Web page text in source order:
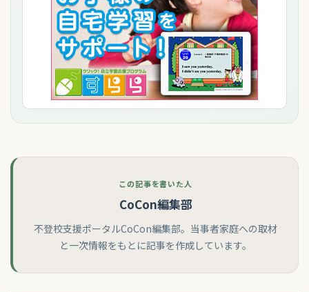
この記事を書いた人
CoCon編集部
不登校支援ポータルCoCon編集部。当事者家庭への取材
と一次情報をもとに記事を作成しています。